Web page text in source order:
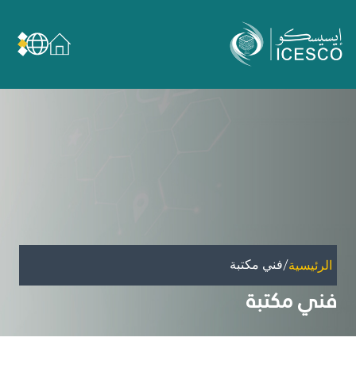
عن الإيسيسكو
الحوكمة
تأثيرنا
أهداف التنمية المستدامة
الرئيسية/فني مكتبة
فني مكتبة